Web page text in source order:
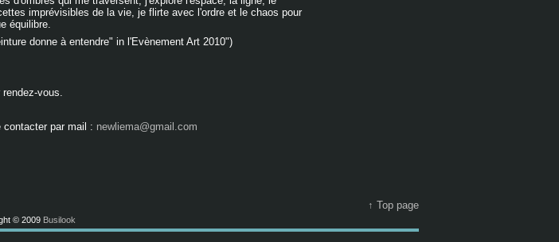
imprévisibles de la vie, je flirte avec l'ordre et le chaos pour
équilibre.
donne à entendre" in l'Evènement Art 2010")
vous.
par mail : newliema@gmail.com
↑ Top page
© 2009 Busilook